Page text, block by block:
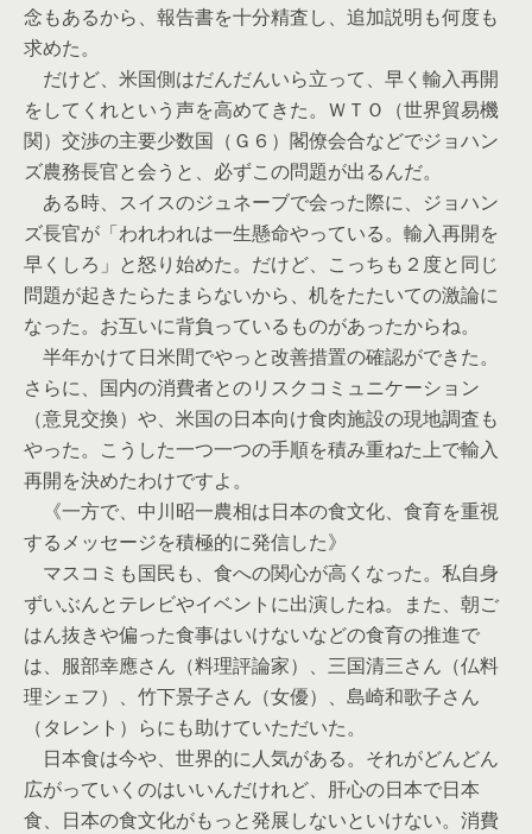
念もあるから、報告書を十分精査し、追加説明も何度も
求めた。
だけど、米国側はだんだんいら立って、早く輸入再開
をしてくれという声を高めてきた。ＷＴＯ（世界貿易機
関）交渉の主要少数国（Ｇ６）閣僚会合などでジョハン
ズ農務長官と会うと、必ずこの問題が出るんだ。
ある時、スイスのジュネーブで会った際に、ジョハン
ズ長官が「われわれは一生懸命やっている。輸入再開を
早くしろ」と怒り始めた。だけど、こっちも２度と同じ
問題が起きたらたまらないから、机をたたいての激論に
なった。お互いに背負っているものがあったからね。
半年かけて日米間でやっと改善措置の確認ができた。
さらに、国内の消費者とのリスクコミュニケーション
（意見交換）や、米国の日本向け食肉施設の現地調査も
やった。こうした一つ一つの手順を積み重ねた上で輸入
再開を決めたわけですよ。
《一方で、中川昭一農相は日本の食文化、食育を重視
するメッセージを積極的に発信した》
マスコミも国民も、食への関心が高くなった。私自身
ずいぶんとテレビやイベントに出演したね。また、朝ご
はん抜きや偏った食事はいけないなどの食育の推進で
は、服部幸應さん（料理評論家）、三国清三さん（仏料
理シェフ）、竹下景子さん（女優）、島崎和歌子さん
（タレント）らにも助けていただいた。
日本食は今や、世界的に人気がある。それがどんどん
広がっていくのはいいんだけれど、肝心の日本で日本
食、日本の食文化がもっと発展しないといけない。消費